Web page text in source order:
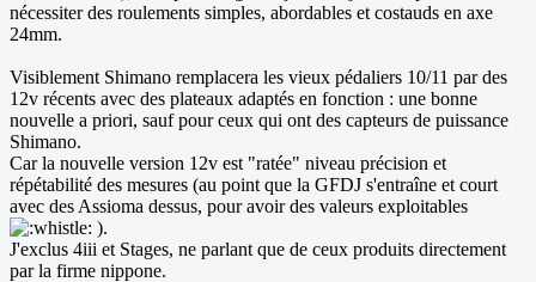
nécessiter des roulements simples, abordables et costauds en axe
24mm.
Visiblement Shimano remplacera les vieux pédaliers 10/11 par des
12v récents avec des plateaux adaptés en fonction : une bonne
nouvelle a priori, sauf pour ceux qui ont des capteurs de puissance
Shimano.
Car la nouvelle version 12v est "ratée" niveau précision et
répétabilité des mesures (au point que la GFDJ s'entraîne et court
avec des Assioma dessus, pour avoir des valeurs exploitables
).
J'exclus 4iii et Stages, ne parlant que de ceux produits directement
par la firme nippone.